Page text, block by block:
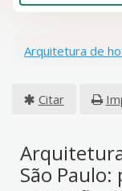
Arquitetura de
Citar
São